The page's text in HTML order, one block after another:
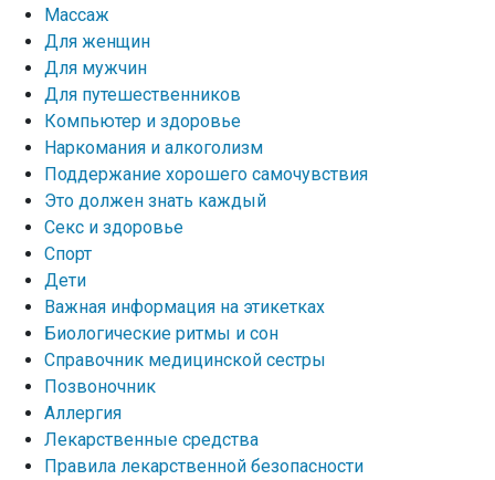
Массаж
Для женщин
Для мужчин
Для путешественников
Компьютер и здоровье
Наркомания и алкоголизм
Поддержание хорошего самочувствия
Это должен знать каждый
Секс и здоровье
Спорт
Дети
Важная информация на этикетках
Биологические ритмы и сон
Справочник медицинской сестры
Позвоночник
Аллергия
Лекарственные средства
Правила лекарственной безопасности